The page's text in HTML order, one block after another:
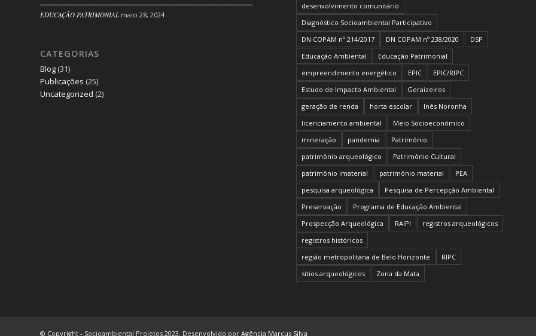
EDUCAÇÃO PATRIMONIAL maio 28, 2024
CATEGORIAS
Blog (31)
Publicações (25)
Uncategorized (2)
desenvolvimento comunitário
Diagnóstico Socioambiental Participativo
DN COPAM nº 214/2017
DN COPAM nº 238/2020
DSP
Educação Ambiental
Educação Patrimonial
empreendimento energético
EPIC
EPIC/RIPC
Estudo de Impacto Ambiental
Geraizeiros
geração de renda
horta escolar
Inês Noronha
licenciamento ambiental
Meio Socioeconômico
mineração
pandemia
Patrimônio
patrimônio arqueológico
Patrimônio Cultural
patrimônio imaterial
patrimônio material
PEA
pesquisa arqueológica
Pesquisa de Percepção Ambiental
Preservação
Programa de Educação Ambiental
Prospecção Arqueológica
RAIPI
registros arqueológicos
registros históricos
região metropolitana de Belo Horizonte
RIPC
sítios arqueológicos
Zona da Mata
© Copyright - Socioambiental Projetos 2023. Desenvolvido por Agência Marcus Silva